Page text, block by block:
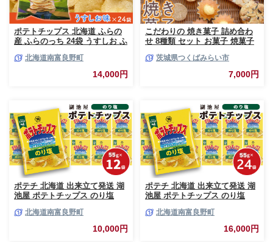
ポテトチップス 北海道 ふらの
産 ふらのっち 24袋 うすしお ふ
スナック スナック菓子 ポテト
チップ チップス ポテト 芋 菓子
お菓子 おやつ 箱 農協 ギフト
北海道南富良野町
14,000円
こだわりの 焼き菓子 詰め合わ
せ 8種類 セット お菓子 焼菓子
茨城県つくばみらい市
7,000円
ポテチ 北海道 出来立て発送 湖
池屋 ポテトチップス のり塩
じゃがいも スナック スナック
菓子 ポテトチップ チップス ポ
テト 芋 菓子 お菓子 おやつ 大
北海道南富良野町
10,000円
ポテチ 北海道 出来立て発送 湖
池屋 ポテトチップス のり塩
じゃがいも スナック スナック
菓子 ポテトチップ チップス ポ
テト 芋 菓子 お菓子 おやつ 大
北海道南富良野町
16,000円